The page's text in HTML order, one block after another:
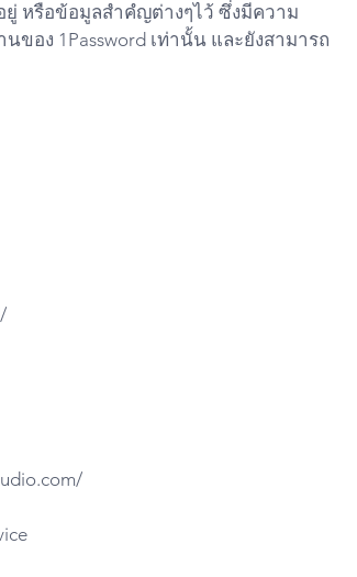
หรือข้อมูลสำคํญต่างๆไว้ ซึ่งมีความ
อง 1Password เท่านั้น และยังสามารถ